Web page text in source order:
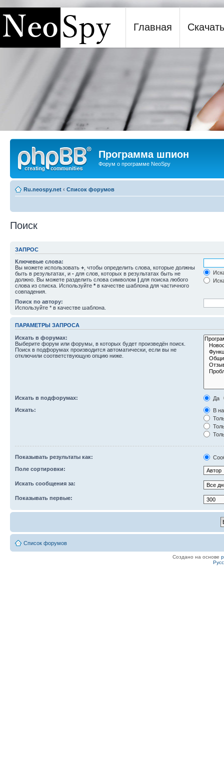
Программа шпион NeoSpy
Главная Скачать
Программа шпион
Форум о программе NeoSpy
Ru.neospy.net ‹ Список форумов
Поиск
ЗАПРОС
Ключевые слова:
Вы можете использовать + , чтобы определить слова, которые должны
быть в результатах, и - для слов, которых в результатах быть не
должно. Вы можете разделить слова символом | для поиска любого
слова из списка. Используйте * в качестве шаблона для частичного
совпадения.
Поиск по автору:
Используйте * в качестве шаблона.
ПАРАМЕТРЫ ЗАПРОСА
Искать в форумах:
Выберите форум или форумы, в которых будет произведён поиск.
Поиск в подфорумах производится автоматически, если вы не
отключили соответствующую опцию ниже.
Искать в подфорумах:
Да
Искать:
В
Показывать результаты как:
Поле сортировки:
Искать сообщения за:
Показывать первые:
Список форумов
Создано на основе